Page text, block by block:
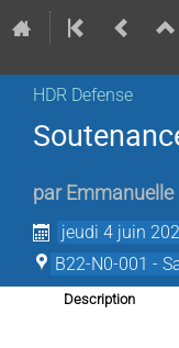
HDR Defense
par Emmanuelle
jeudi 4 juin
B22-N0-001 -
Description